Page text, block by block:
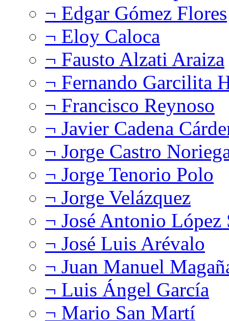
¬ Edgar Gómez Flores
¬ Eloy Caloca
¬ Fausto Alzati Araiza
¬ Fernando Garcilita
¬ Francisco Reynoso
¬ Javier Cadena
¬ Jorge Castro
¬ Jorge Tenorio Polo
¬ Jorge Velázquez
¬ José Antonio López
¬ José Luis Arévalo
¬ Juan Manuel
¬ Luis Ángel García
¬ Mario San Martí